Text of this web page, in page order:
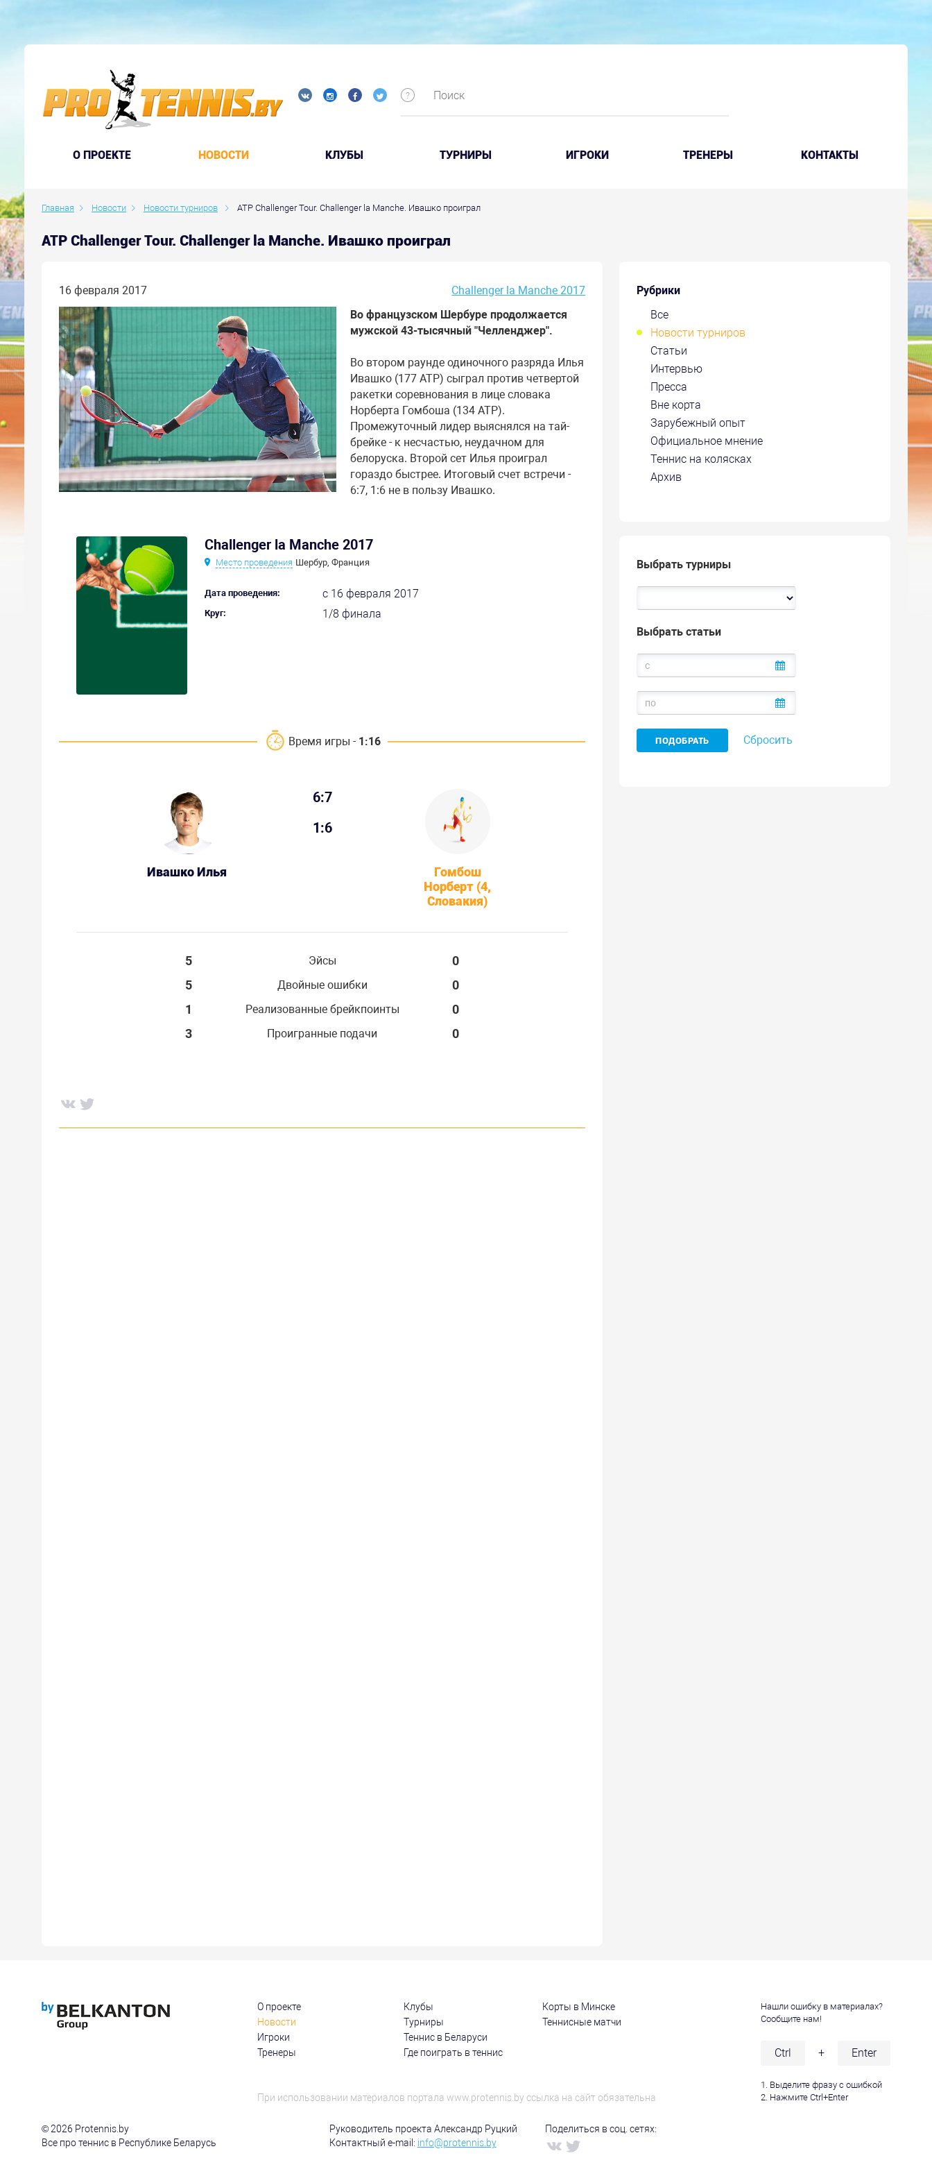
O ПРОЕКТЕ НОВОСТИ КЛУБЫ ТУРНИРЫ ИГРОКИ ТРЕНЕРЫ КОНТАКТЫ
Главная Новости Новости турниров ATP Challenger Tour. Challenger la Manche. Ивашко проиграл
ATP Challenger Tour. Challenger la Manche. Ивашко проиграл
Рубрики
Все
Новости турниров
Статьи
Интервью
Пресса
Вне корта
Зарубежный опыт
Официальное мнение
Теннис на колясках
Архив
Выбрать турниры
Выбрать статьи
Сбросить
16 февраля 2017
Challenger la Manche 2017
Во французском Шербуре продолжается
мужской 43-тысячный "Челленджер".
Во втором раунде одиночного разряда Илья
Ивашко (177 АТР) сыграл против четвертой
ракетки соревнования в лице словака
Норберта Гомбоша (134 АТР).
Промежуточный лидер выяснялся на тай-
брейке - к несчастью, неудачном для
белоруска. Второй сет Илья проиграл
гораздо быстрее. Итоговый счет встречи -
6:7, 1:6 не в пользу Ивашко.
Challenger la Manche 2017
Место проведения Шербур, Франция
Дата проведения: с 16 февраля 2017
Круг: 1/8 финала
Время игры - 1:16
Ивашко Илья
6:7
1:6
Гомбош
Норберт (4,
Словакия)
5 Эйсы
0
5
Двойные ошибки
0
1
Реализованные брейкпоинты
0
3
Проигранные подачи 0
О проекте
Новости
Игроки
Тренеры
Клубы
Турниры
Теннис в Беларуси
Где поиграть в теннис
Корты в Минске
Теннисные матчи
При использовании материалов портала www.protennis.by ссылка на сайт обязательна
Нашли ошибку в материалах?
Сообщите нам!
Ctrl + Enter
1. Выделите фразу с ошибкой
2. Нажмите Ctrl+Enter
© 2026 Protennis.by
Все про теннис в Республике Беларусь
Руководитель проекта Александр Руцкий
Контактный e-mail: info@protennis.by
Поделиться в соц. сетях: